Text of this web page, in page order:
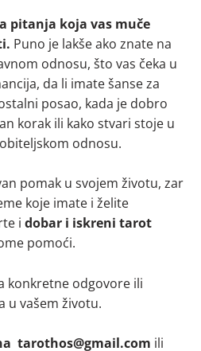
pitanja koja vas muče
Puno je lakše ako znate na
odnosu, što vas čeka u
da li imate šanse za
posao, kada je dobro
korak ili kako stvari stoje u
odnosu.
pomak u svojem životu, zar
koje imate i želite
i dobar i iskreni tarot
pomoći.
konkretne odgovore ili
u vašem životu.
tarothos@gmail.com ili